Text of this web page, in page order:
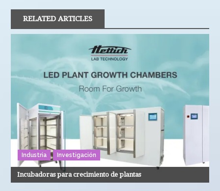
RELATED ARTICLES
Industria Investigación
Incubadoras para crecimiento de plantas